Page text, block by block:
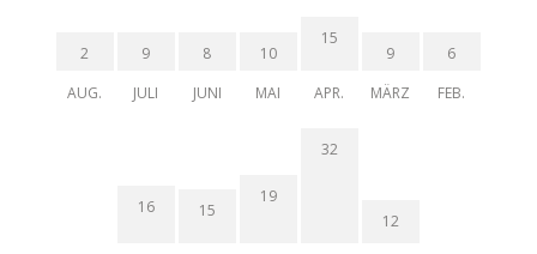
2
AUG.
9
JULI
8
JUNI
10
MAI
15
APR.
9
MÄRZ
6
FEB.
16 15
19
32
12